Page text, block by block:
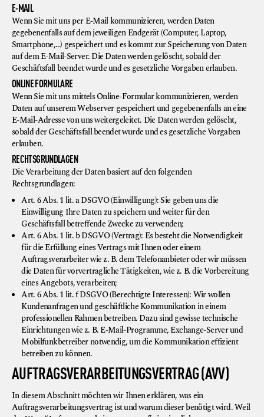
E-MAIL
Wenn Sie mit uns per E-Mail kommunizieren, werden Daten
gegebenenfalls auf dem jeweiligen Endgerät (Computer, Laptop,
Smartphone,…) gespeichert und es kommt zur Speicherung von Daten
auf dem E-Mail-Server. Die Daten werden gelöscht, sobald der
Geschäftsfall beendet wurde und es gesetzliche Vorgaben erlauben.
ONLINE FORMULARE
Wenn Sie mit uns mittels Online-Formular kommunizieren, werden
Daten auf unserem Webserver gespeichert und gegebenenfalls an eine
E-Mail-Adresse von uns weitergeleitet. Die Daten werden gelöscht,
sobald der Geschäftsfall beendet wurde und es gesetzliche Vorgaben
erlauben.
RECHTSGRUNDLAGEN
Die Verarbeitung der Daten basiert auf den folgenden
Rechtsgrundlagen:
Art. 6 Abs. 1 lit. a DSGVO (Einwilligung): Sie geben uns die
Einwilligung Ihre Daten zu speichern und weiter für den
Geschäftsfall betreffende Zwecke zu verwenden;
Art. 6 Abs. 1 lit. b DSGVO (Vertrag): Es besteht die Notwendigkeit
für die Erfüllung eines Vertrags mit Ihnen oder einem
Auftragsverarbeiter wie z. B. dem Telefonanbieter oder wir müssen
die Daten für vorvertragliche Tätigkeiten, wie z. B. die Vorbereitung
eines Angebots, verarbeiten;
Art. 6 Abs. 1 lit. f DSGVO (Berechtigte Interessen): Wir wollen
Kundenanfragen und geschäftliche Kommunikation in einem
professionellen Rahmen betreiben. Dazu sind gewisse technische
Einrichtungen wie z. B. E-Mail-Programme, Exchange-Server und
Mobilfunkbetreiber notwendig, um die Kommunikation effizient
betreiben zu können.
AUFTRAGSVERARBEITUNGSVERTRAG (AVV)
In diesem Abschnitt möchten wir Ihnen erklären, was ein
Auftragsverarbeitungsvertrag ist und warum dieser benötigt wird. Weil